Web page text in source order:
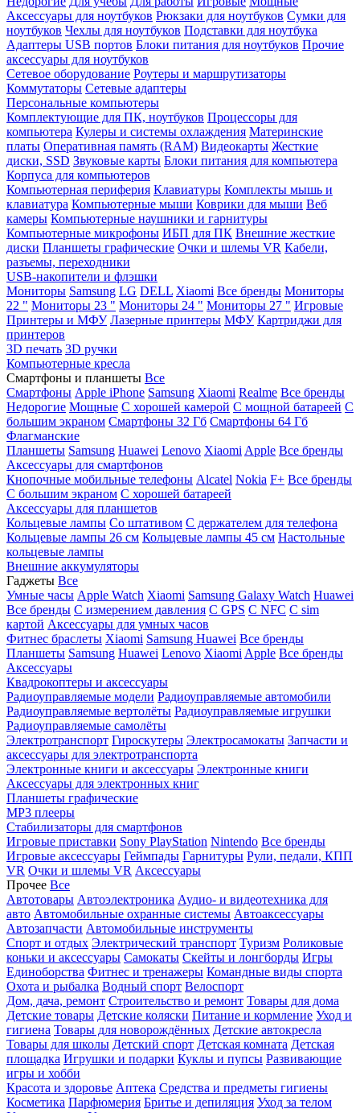
Аксессуары для ноутбуков Рюкзаки для ноутбуков Сумки для
ноутбуков Чехлы для ноутбуков Подставки для ноутбука
Адаптеры USB портов Блоки питания для ноутбуков Прочие
аксессуары для ноутбуков
Сетевое оборудование Роутеры и маршрутизаторы
Коммутаторы Сетевые адаптеры
Персональные компьютеры
Комплектующие для ПК, ноутбуков Процессоры для
компьютера Кулеры и системы охлаждения Материнские
платы Оперативная память (RAM) Видеокарты Жесткие
диски, SSD Звуковые карты Блоки питания для компьютера
Корпуса для компьютеров
Компьютерная периферия Клавиатуры Комплекты мышь и
клавиатура Компьютерные мыши Коврики для мыши Веб
камеры Компьютерные наушники и гарнитуры
Компьютерные микрофоны ИБП для ПК Внешние жесткие
диски Планшеты графические Очки и шлемы VR Кабели,
разъемы, переходники
USB-накопители и флэшки
Мониторы Samsung LG DELL Xiaomi Все бренды Мониторы
22 " Мониторы 23 " Мониторы 24 " Мониторы 27 " Игровые
Принтеры и МФУ Лазерные принтеры МФУ Картриджи для
принтеров
3D печать 3D ручки
Компьютерные кресла
Смартфоны и планшеты Все
Смартфоны Apple iPhone Samsung Xiaomi Realme Все бренды
Недорогие Мощные С хорошей камерой С мощной батареей С
большим экраном Смартфоны 32 Гб Смартфоны 64 Гб
Флагманские
Планшеты Samsung Huawei Lenovo Xiaomi Apple Все бренды
Аксессуары для смартфонов
Кнопочные мобильные телефоны Alcatel Nokia F+ Все бренды
С большим экраном С хорошей батареей
Аксессуары для планшетов
Кольцевые лампы Со штативом C держателем для телефона
Кольцевые лампы 26 см Кольцевые лампы 45 см Настольные
кольцевые лампы
Внешние аккумуляторы
Гаджеты Все
Умные часы Apple Watch Xiaomi Samsung Galaxy Watch Huawei
Все бренды C измерением давления C GPS C NFC C sim
картой Аксессуары для умных часов
Фитнес браслеты Xiaomi Samsung Huawei Все бренды
Планшеты Samsung Huawei Lenovo Xiaomi Apple Все бренды
Аксессуары
Квадрокоптеры и аксессуары
Радиоуправляемые модели Радиоуправляемые автомобили
Радиоуправляемые вертолёты Радиоуправляемые игрушки
Радиоуправляемые самолёты
Электротранспорт Гироскутеры Электросамокаты Запчасти и
аксессуары для электротранспорта
Электронные книги и аксессуары Электронные книги
Аксессуары для электронных книг
Планшеты графические
MP3 плееры
Стабилизаторы для смартфонов
Игровые приставки Sony PlayStation Nintendo Все бренды
Игровые аксессуары Геймпады Гарнитуры Рули, педали, КПП
VR Очки и шлемы VR Аксессуары
Прочее Все
Автотовары Автоэлектроника Аудио- и видеотехника для
авто Автомобильные охранные системы Автоаксессуары
Автозапчасти Автомобильные инструменты
Спорт и отдых Электрический транспорт Туризм Роликовые
коньки и аксессуары Самокаты Скейты и лонгборды Игры
Единоборства Фитнес и тренажеры Командные виды спорта
Охота и рыбалка Водный спорт Велоспорт
Дом, дача, ремонт Строительство и ремонт Товары для дома
Детские товары Детские коляски Питание и кормление Уход и
гигиена Товары для новорождённых Детские автокресла
Товары для школы Детский спорт Детская комната Детская
площадка Игрушки и подарки Куклы и пупсы Развивающие
игры и хобби
Красота и здоровье Аптека Средства и предметы гигиены
Косметика Парфюмерия Бритье и депиляция Уход за телом